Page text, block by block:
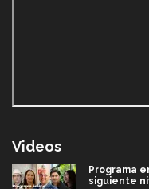
Videos
Programa
siguiente